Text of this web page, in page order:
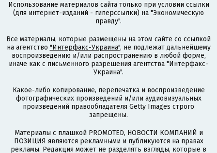
Использование материалов сайта только при условии ссылки
(для интернет-изданий - гиперссылки) на "Экономическую
правду".
Все материалы, которые размещены на этом сайте со ссылкой
на агентство "Интерфакс-Украина", не подлежат дальнейшему
воспроизведению и/или распространению в любой форме,
иначе как с письменного разрешения агентства "Интерфакс-
Украина".
Какое-либо копирование, перепечатка и воспроизведение
фотографических произведений и/или аудиовизуальных
произведений правообладателя Getty Images строго
запрещены.
Материалы с плашкой PROMOTED, НОВОСТИ КОМПАНИЙ и
ПОЗИЦИЯ являются рекламными и публикуются на правах
рекламы. Редакция может не разделять взгляды, которые в